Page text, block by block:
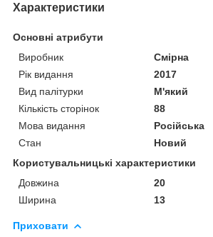
Характеристики
Основні атрибути
Виробник
Смірна
Рік видання
2017
Вид палітурки
М'який
Кількість сторінок
88
Мова видання
Російська
Стан
Новий
Користувальницькі характеристики
Довжина
20
Ширина
13
Приховати